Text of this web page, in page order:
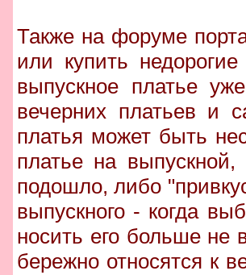
Также на форуме
или купить
выпускное платье
вечерних платьев и
платья может быть
платье на
подошло, либо
выпускного - когда
носить его больше не
бережно относятся к